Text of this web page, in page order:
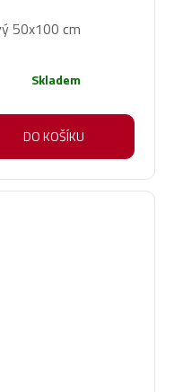
50x100 cm
Skladem
DO KOŠÍKU